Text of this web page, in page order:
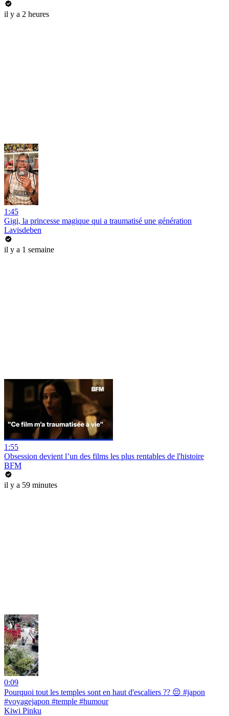
il y a 2 heures
1:45
Gigi, la princesse magique qui a traumatisé une génération
Lavisdeben
il y a 1 semaine
1:55
Obsession devient l’un des films les plus rentables de l'histoire
BFM
il y a 59 minutes
0:09
Pourquoi tout les temples sont en haut d'escaliers ?? 😔 #japon
#voyagejapon #temple #humour
Kiwi Pinku